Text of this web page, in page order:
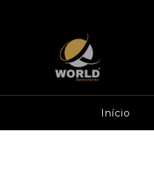
Início